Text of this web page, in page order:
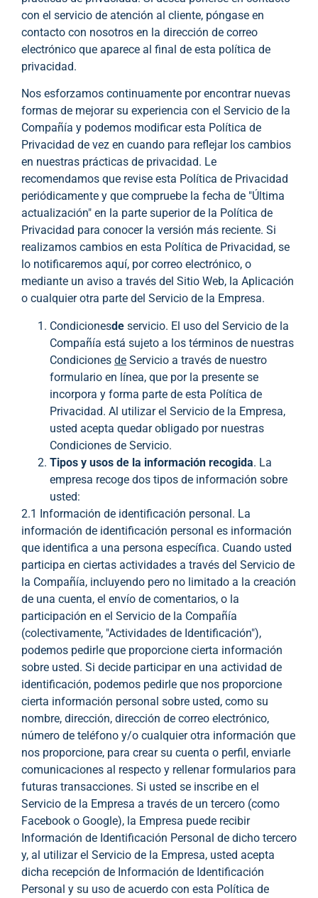
con el servicio de atención al cliente, póngase en
contacto con nosotros en la dirección de correo
electrónico que aparece al final de esta política de
privacidad.
Nos esforzamos continuamente por encontrar nuevas
formas de mejorar su experiencia con el Servicio de la
Compañía y podemos modificar esta Política de
Privacidad de vez en cuando para reflejar los cambios
en nuestras prácticas de privacidad. Le
recomendamos que revise esta Política de Privacidad
periódicamente y que compruebe la fecha de "Última
actualización" en la parte superior de la Política de
Privacidad para conocer la versión más reciente. Si
realizamos cambios en esta Política de Privacidad, se
lo notificaremos aquí, por correo electrónico, o
mediante un aviso a través del Sitio Web, la Aplicación
o cualquier otra parte del Servicio de la Empresa.
Condicionesde servicio. El uso del Servicio de la
Compañía está sujeto a los términos de nuestras
Condiciones de Servicio a través de nuestro
formulario en línea, que por la presente se
incorpora y forma parte de esta Política de
Privacidad. Al utilizar el Servicio de la Empresa,
usted acepta quedar obligado por nuestras
Condiciones de Servicio.
Tipos y usos de la información recogida. La
empresa recoge dos tipos de información sobre
usted:
2.1 Información de identificación personal. La
información de identificación personal es información
que identifica a una persona específica. Cuando usted
participa en ciertas actividades a través del Servicio de
la Compañía, incluyendo pero no limitado a la creación
de una cuenta, el envío de comentarios, o la
participación en el Servicio de la Compañía
(colectivamente, "Actividades de Identificación"),
podemos pedirle que proporcione cierta información
sobre usted. Si decide participar en una actividad de
identificación, podemos pedirle que nos proporcione
cierta información personal sobre usted, como su
nombre, dirección, dirección de correo electrónico,
número de teléfono y/o cualquier otra información que
nos proporcione, para crear su cuenta o perfil, enviarle
comunicaciones al respecto y rellenar formularios para
futuras transacciones. Si usted se inscribe en el
Servicio de la Empresa a través de un tercero (como
Facebook o Google), la Empresa puede recibir
Información de Identificación Personal de dicho tercero
y, al utilizar el Servicio de la Empresa, usted acepta
dicha recepción de Información de Identificación
Personal y su uso de acuerdo con esta Política de